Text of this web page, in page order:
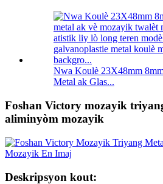
Nwa Koulè 23X48mm
Metal ak Glas...
Foshan Victory mozayik
aliminyòm mozayik
Deskripsyon kout: